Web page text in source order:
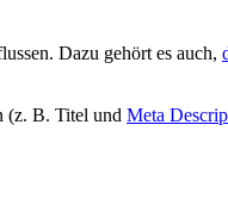
Dazu gehört es auch,
(z. B. Titel und Meta